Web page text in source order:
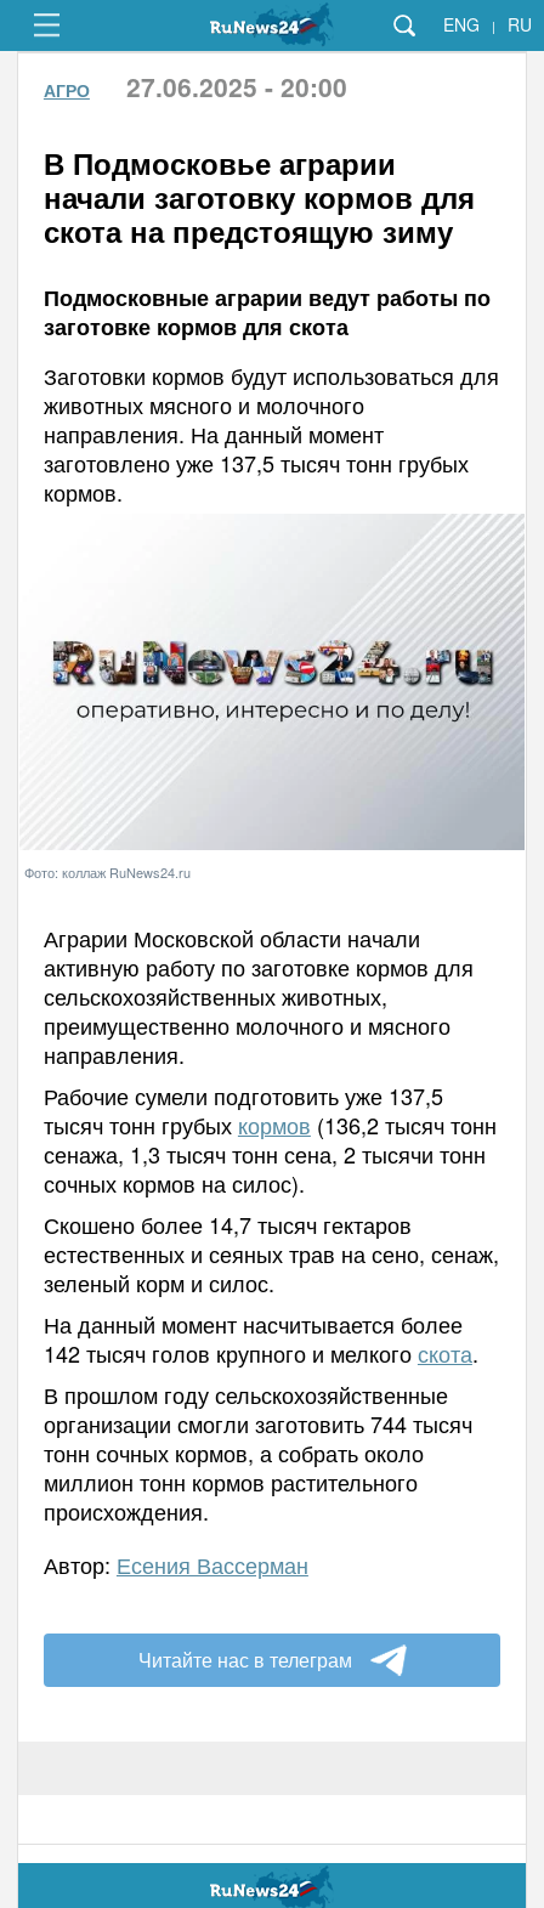
ENG | RU
АГРО 27.06.2025 - 20:00
В Подмосковье аграрии
начали заготовку кормов для
скота на предстоящую зиму
Подмосковные аграрии ведут работы по
заготовке кормов для скота
Заготовки кормов будут использоваться для
животных мясного и молочного
направления. На данный момент
заготовлено уже 137,5 тысяч тонн грубых
кормов.
Фото: коллаж RuNews24.ru
Аграрии Московской области начали
активную работу по заготовке кормов для
сельскохозяйственных животных,
преимущественно молочного и мясного
направления.
Рабочие сумели подготовить уже 137,5
тысяч тонн грубых кормов (136,2 тысяч тонн
сенажа, 1,3 тысяч тонн сена, 2 тысячи тонн
сочных кормов на силос).
Скошено более 14,7 тысяч гектаров
естественных и сеяных трав на сено, сенаж,
зеленый корм и силос.
На данный момент насчитывается более
142 тысяч голов крупного и мелкогоскота.
В прошлом году сельскохозяйственные
организации смогли заготовить 744 тысяч
тонн сочных кормов, а собрать около
миллион тонн кормов растительного
происхождения.
Автор: Есения Вассерман
Читайте нас в телеграм